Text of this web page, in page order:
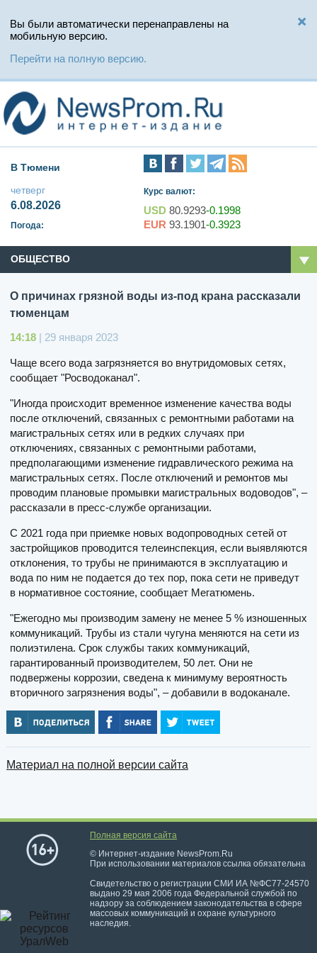
Вы были автоматически перенаправлены на
мобильную версию.
Перейти на полную версию.
В Тюмени
четверг
6.08.2026
Погода:
Курс валют:
USD 80.9293-0.1998
EUR 93.1901-0.3923
ОБЩЕСТВО
О причинах грязной воды из-под крана рассказали
тюменцам
14:18 | 29 января 2023
Чаще всего вода загрязняется во внутридомовых сетях,
сообщает "Росводоканал".
"Иногда происходит временное изменение качества воды
после отключений, связанных с ремонтными работами на
магистральных сетях или в редких случаях при
отключениях, связанных с ремонтными работами,
предполагающими изменение гидравлического режима на
магистральных сетях. После отключений и ремонтов мы
проводим плановые промывки магистральных водоводов", –
рассказали в пресс-службе организации.
С 2021 года при приемке новых водопроводных сетей от
застройщиков проводится телеинспекция, если выявляются
отклонения, то трубы не принимаются в эксплуатацию и
вода по ним не подается до тех пор, пока сети не приведут
в нормативное состояние, сообщает Мегатюмень.
"Ежегодно мы производим замену не менее 5 % изношенных
коммуникаций. Трубы из стали чугуна меняются на сети из
полиэтилена. Срок службы таких коммуникаций,
гарантированный производителем, 50 лет. Они не
подвержены коррозии, сведена к минимуму вероятность
вторичного загрязнения воды", – добавили в водоканале.
Материал на полной версии сайта
Полная версия сайта
© Интернет-издание NewsProm.Ru
При использовании материалов ссылка обязательна
Свидетельство о регистрации СМИ ИА №ФС77-24570
выдано 29 мая 2006 года Федеральной службой по
надзору за соблюдением законодательства в сфере
массовых коммуникаций и охране культурного
наследия.